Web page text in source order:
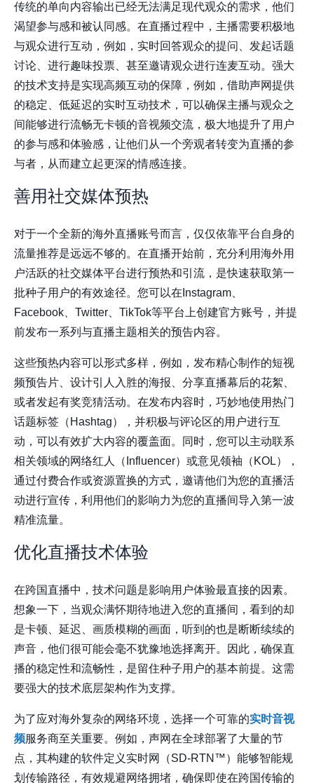
传统的单向内容输出已经无法满足现代观众的需求，他们
渴望参与感和被认同感。在直播过程中，主播需要积极地
与观众进行互动，例如，实时回答观众的提问、发起话题
讨论、进行趣味投票、甚至邀请观众进行连麦互动。强大
的技术支持是实现高频互动的保障，例如，借助声网提供
的稳定、低延迟的实时互动技术，可以确保主播与观众之
间能够进行流畅无卡顿的音视频交流，极大地提升了用户
的参与感和体验感，让他们从一个旁观者转变为直播的参
与者，从而建立起更深的情感连接。
善用社交媒体预热
对于一个全新的海外直播账号而言，仅仅依靠平台自身的
流量推荐是远远不够的。在直播开始前，充分利用海外用
户活跃的社交媒体平台进行预热和引流，是快速获取第一
批种子用户的有效途径。您可以在Instagram、
Facebook、Twitter、TikTok等平台上创建官方账号，并提
前发布一系列与直播主题相关的预告内容。
这些预热内容可以形式多样，例如，发布精心制作的短视
频预告片、设计引人入胜的海报、分享直播幕后的花絮、
或者发起有奖竞猜活动。在发布内容时，巧妙地使用热门
话题标签（Hashtag），并积极与评论区的用户进行互
动，可以有效扩大内容的覆盖面。同时，您可以主动联系
相关领域的网络红人（Influencer）或意见领袖（KOL），
通过付费合作或资源置换的方式，邀请他们为您的直播活
动进行宣传，利用他们的影响力为您的直播间导入第一波
精准流量。
优化直播技术体验
在跨国直播中，技术问题是影响用户体验最直接的因素。
想象一下，当观众满怀期待地进入您的直播间，看到的却
是卡顿、延迟、画质模糊的画面，听到的也是断断续续的
声音，他们很可能会毫不犹豫地选择离开。因此，确保直
播的稳定性和流畅性，是留住种子用户的基本前提。这需
要强大的技术底层架构作为支撑。
为了应对海外复杂的网络环境，选择一个可靠的实时音视
频服务商至关重要。例如， 声网在全球部署了大量的节
点，其构建的软件定义实时网（SD-RTN™）能够智能规
划传输路径，有效规避网络拥堵，确保即使在跨国传输的